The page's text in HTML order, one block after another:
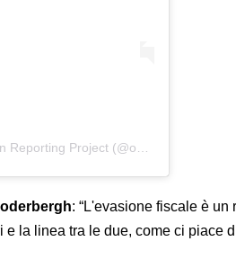
Un post condiviso da Organized Crime and Corruption Reporting Project (@occrp)
: “L'evasione fiscale è un
la linea tra le due, come ci piace